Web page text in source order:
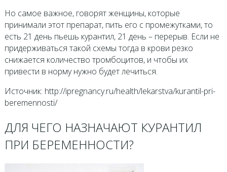
Но самое важное, говорят женщины, которые
принимали этот препарат, пить его с промежутками, то
есть 21 день пьешь курантил, 21 день – перерыв. Если не
придерживаться такой схемы тогда в крови резко
снижается количество тромбоцитов, и чтобы их
привести в норму нужно будет лечиться.
Источник: http://ipregnancy.ru/health/lekarstva/kurantil-pri-
beremennosti/
ДЛЯ ЧЕГО НАЗНАЧАЮТ КУРАНТИЛ
ПРИ БЕРЕМЕННОСТИ?